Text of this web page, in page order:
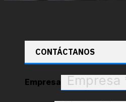
CONTÁCTANOS
Empresa